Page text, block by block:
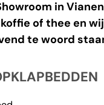
in Vianen
of thee en wij